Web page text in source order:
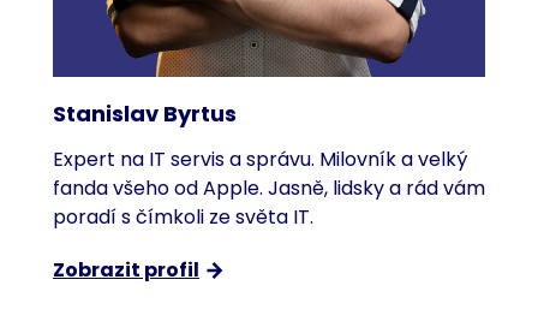
Stanislav Byrtus
Expert na IT servis a správu. Milovník a velký
fanda všeho od Apple. Jasně, lidsky a rád vám
poradí s čímkoli ze světa IT.
Zobrazit profil